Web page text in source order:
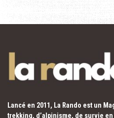
Lancé en 2011, La Rando est un
trekking, d’alpinisme, de survie